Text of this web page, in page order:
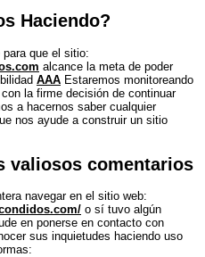
Haciendo?
para que el sitio:
alcance la meta de poder
AAA Estaremos monitoreando
la firme decisión de continuar
a hacernos saber cualquier
nos ayude a construir un sitio
valiosos comentarios
navegar en el sitio web:
o sí tuvo algún
en ponerse en contacto con
sus inquietudes haciendo uso